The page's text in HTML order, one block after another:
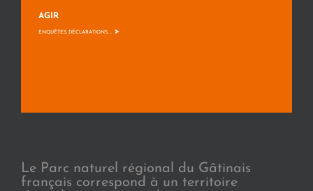
AGIR
ENQUÊTES, DÉCLARATIONS, ... >
Le Parc naturel régional du Gâtinais
français correspond à un territoire